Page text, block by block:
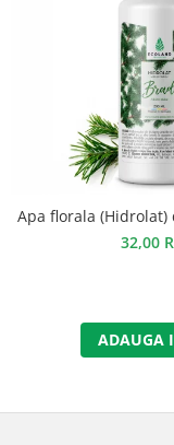
Apa florala (Hidrolat)
32,00
ADAUGA